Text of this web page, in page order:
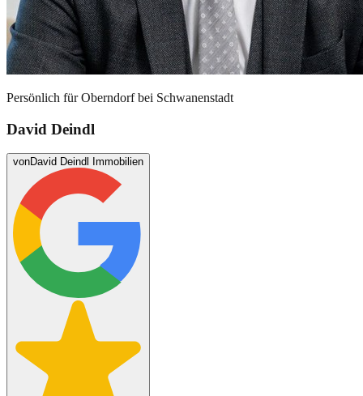
Persönlich fürOberndorf bei Schwanenstadt
David Deindl
vonDavid Deindl Immobilien